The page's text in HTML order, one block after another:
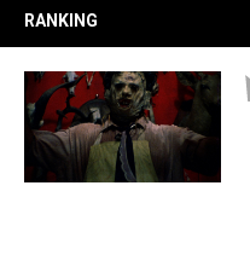
RANKING